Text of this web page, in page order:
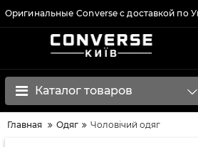
Оригинальные Converse с доставкой по
Каталог товаров
Главная Одяг Чоловічий одяг